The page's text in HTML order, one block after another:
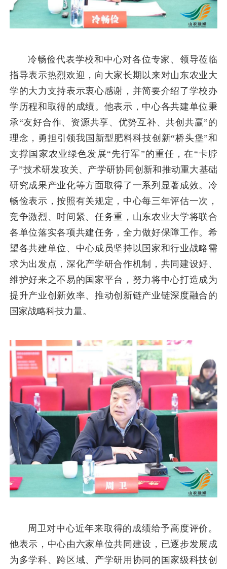
冷畅俭代表学校和中心对各位专家、领导莅临
指导表示热烈欢迎，向大家长期以来对山东农业大
学的大力支持表示衷心感谢，并简要介绍了学校办
学历程和取得的成绩。他表示，中心各共建单位秉
承“友好合作、资源共享、优势互补、共创共赢”的
理念，勇担引领我国新型肥料科技创新“桥头堡”和
支撑国家农业绿色发展“先行军”的重任，在“卡脖
子”技术研发攻关、产学研协同创新和推动重大基础
研究成果产业化等方面取得了一系列显著成效。冷
畅俭表示，按照有关规定，中心每三年评估一次，
竞争激烈、时间紧、任务重，山东农业大学将联合
各单位落实各项共建任务，全力做好保障工作。希
望各共建单位、中心成员坚持以国家和行业战略需
求为出发点，深化产学研合作机制，共同建设好、
维护好来之不易的国家平台，努力将中心打造成为
提升产业创新效率、推动创新链产业链深度融合的
国家战略科技力量。
周卫对中心近年来取得的成绩给予高度评价。
他表示，中心由六家单位共同建设，已逐步发展成
为多学科、跨区域、产学研用协同的国家级科技创